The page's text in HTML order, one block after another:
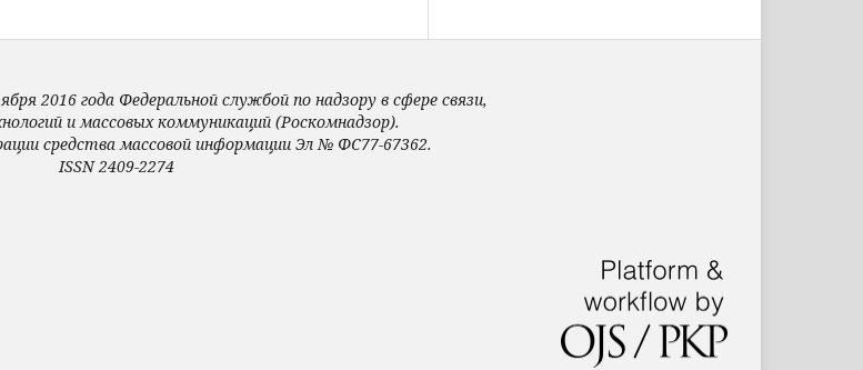
2016 года Федеральной службой по надзору в сфере связи,
и массовых коммуникаций (Роскомнадзор).
средства массовой информации Эл № ФС77-67362.
ISSN 2409-2274